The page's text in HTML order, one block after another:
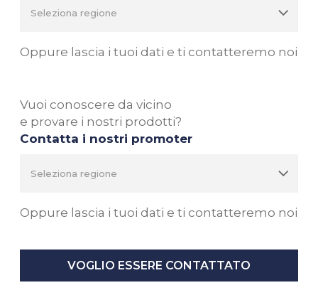
Oppure lascia i tuoi dati e ti contatteremo noi
Vuoi conoscere da vicino
e provare i nostri prodotti?
Contatta i nostri promoter
Oppure lascia i tuoi dati e ti contatteremo noi
VOGLIO ESSERE CONTATTATO